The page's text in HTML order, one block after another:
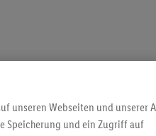
unseren Webseiten und unserer
Speicherung und ein Zugriff auf